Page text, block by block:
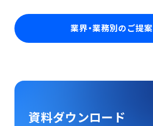
業界・業務別のご提案
資料ダウンロード